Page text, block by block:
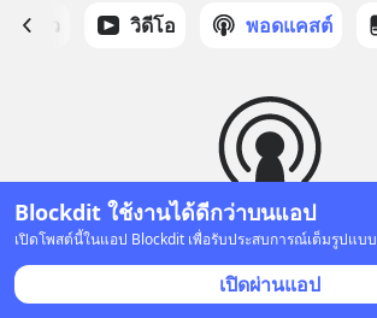
Blockdit ใช้งานได้ดีกว่าบนแอป
เปิดโพสต์นี้ในแอป Blockdit เพื่อรับประสบการณ์เต็มรูปแบบ
เปิดผ่านแอป
ด้ดาว วิดีโอ พอดแคสต์
ยังไม่มีพอดแคสต์